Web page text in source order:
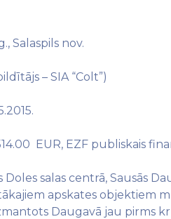
Salaspils nov.
– SIA “Colt”)
EUR, EZF publiskais
salas centrā, Sausās
apskates objektiem
Daugavā jau pirms